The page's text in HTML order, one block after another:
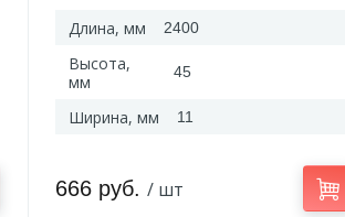
Длина, мм 2400
Высота,
мм
45
Ширина, мм 11
666 руб. / шт